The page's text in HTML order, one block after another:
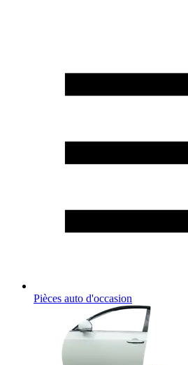
Pièces auto d'occasion